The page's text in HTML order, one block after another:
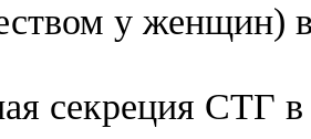
у женщин) в
секреция СТГ